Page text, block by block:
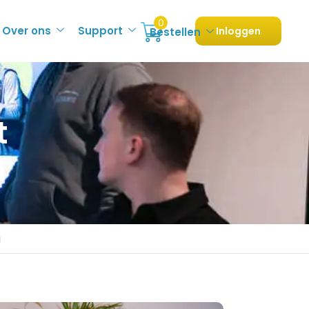
Over ons Support Bestellen
0
Inloggen